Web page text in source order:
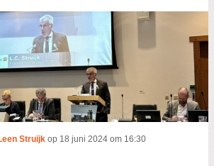
Struijk op 18 juni 2024 om 16:30